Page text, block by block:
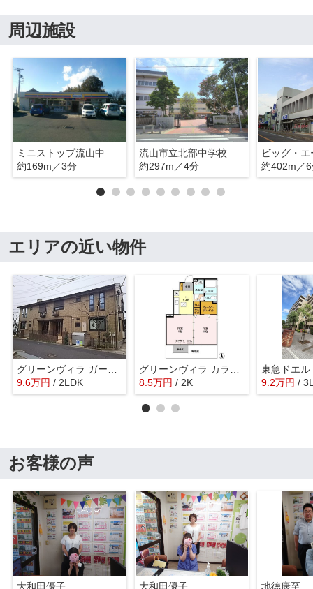
周辺施設
約169m／3分
流山市立北部中学校
約297m／4分
約402m／
エリアの近い物件
グリーンヴィラ ガーデン
9.6万円 / 2LDK
グリーンヴィラ カラビナ B
8.5万円 / 2K 9.2万円 /
お客様の声
大和田優子 大和田優子 地徳康至